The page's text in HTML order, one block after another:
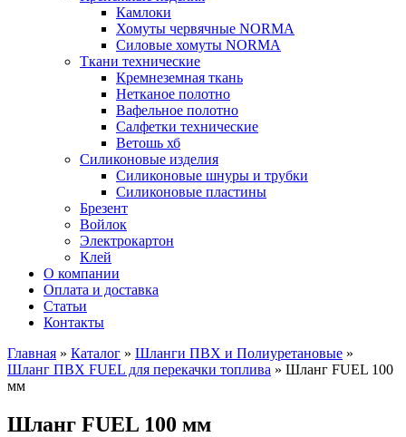
Камлоки
Хомуты червячные NORMA
Силовые хомуты NORMA
Ткани технические
Кремнеземная ткань
Нетканое полотно
Вафельное полотно
Салфетки технические
Ветошь хб
Силиконовые изделия
Силиконовые шнуры и трубки
Силиконовые пластины
Брезент
Войлок
Электрокартон
Клей
О компании
Оплата и доставка
Статьи
Контакты
Главная » Каталог » Шланги ПВХ и Полиуретановые »
Шланг ПВХ FUEL для перекачки топлива » Шланг FUEL 100
мм
Шланг FUEL 100 мм